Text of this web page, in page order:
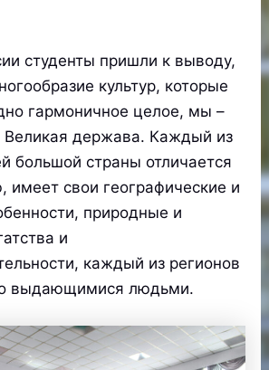
студенты пришли к выводу,
культур, которые
гармоничное целое, мы –
держава. Каждый из
большой страны отличается
имеет свои географические и
природные и
и
каждый из регионов
выдающимися людьми.